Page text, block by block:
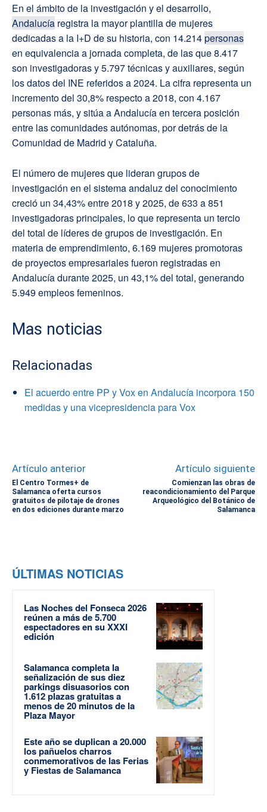
En el ámbito de la investigación y el desarrollo,
Andalucía registra la mayor plantilla de mujeres
dedicadas a la I+D de su historia, con 14.214personas
en equivalencia a jornada completa, de las que 8.417
son investigadoras y 5.797 técnicas y auxiliares, según
los datos del INE referidos a 2024. La cifra representa un
incremento del 30,8% respecto a 2018, con 4.167
personas más, y sitúa a Andalucía en tercera posición
entre las comunidades autónomas, por detrás de la
Comunidad de Madrid y Cataluña.
El número de mujeres que lideran grupos de
investigación en el sistema andaluz del conocimiento
creció un 34,43% entre 2018 y 2025, de 633 a 851
investigadoras principales, lo que representa un tercio
del total de líderes de grupos de investigación. En
materia de emprendimiento, 6.169 mujeres promotoras
de proyectos empresariales fueron registradas en
Andalucía durante 2025, un 43,1% del total, generando
5.949 empleos femeninos.
Mas noticias
Relacionadas
El acuerdo entre PP y Vox en Andalucía incorpora 150
medidas y una vicepresidencia para Vox
Artículo anterior
El Centro Tormes+ de
Salamanca oferta cursos
gratuitos de pilotaje de drones
en dos ediciones durante marzo
Artículo siguiente
Comienzan las obras de
reacondicionamiento del Parque
Arqueológico del Botánico de
Salamanca
ÚLTIMAS NOTICIAS
Las Noches del Fonseca 2026
reúnen a más de 5.700
espectadores en su XXXI
edición
Salamanca completa la
señalización de sus diez
parkings disuasorios con
1.612 plazas gratuitas a
menos de 20 minutos de la
Plaza Mayor
Este año se duplican a 20.000
los pañuelos charros
conmemorativos de las Ferias
y Fiestas de Salamanca